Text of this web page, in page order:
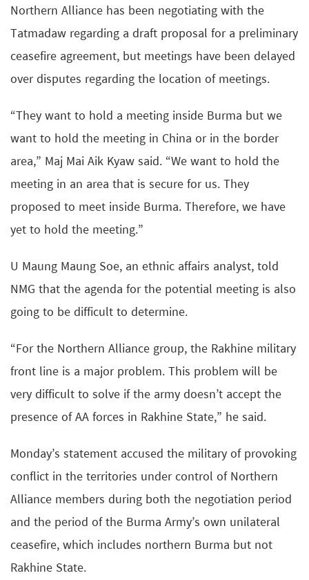
Northern Alliance has been negotiating with the
Tatmadaw regarding a draft proposal for a preliminary
ceasefire agreement, but meetings have been delayed
over disputes regarding the location of meetings.
“They want to hold a meeting inside Burma but we
want to hold the meeting in China or in the border
area,” Maj Mai Aik Kyaw said. “We want to hold the
meeting in an area that is secure for us. They
proposed to meet inside Burma. Therefore, we have
yet to hold the meeting.”
U Maung Maung Soe, an ethnic affairs analyst, told
NMG that the agenda for the potential meeting is also
going to be difficult to determine.
“For the Northern Alliance group, the Rakhine military
front line is a major problem. This problem will be
very difficult to solve if the army doesn’t accept the
presence of AA forces in Rakhine State,” he said.
Monday’s statement accused the military of provoking
conflict in the territories under control of Northern
Alliance members during both the negotiation period
and the period of the Burma Army’s own unilateral
ceasefire, which includes northern Burma but not
Rakhine State.